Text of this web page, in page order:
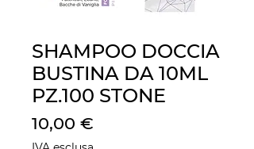
SHAMPOO DOCCIA
BUSTINA DA 10ML
PZ.100 STONE
10,00 €